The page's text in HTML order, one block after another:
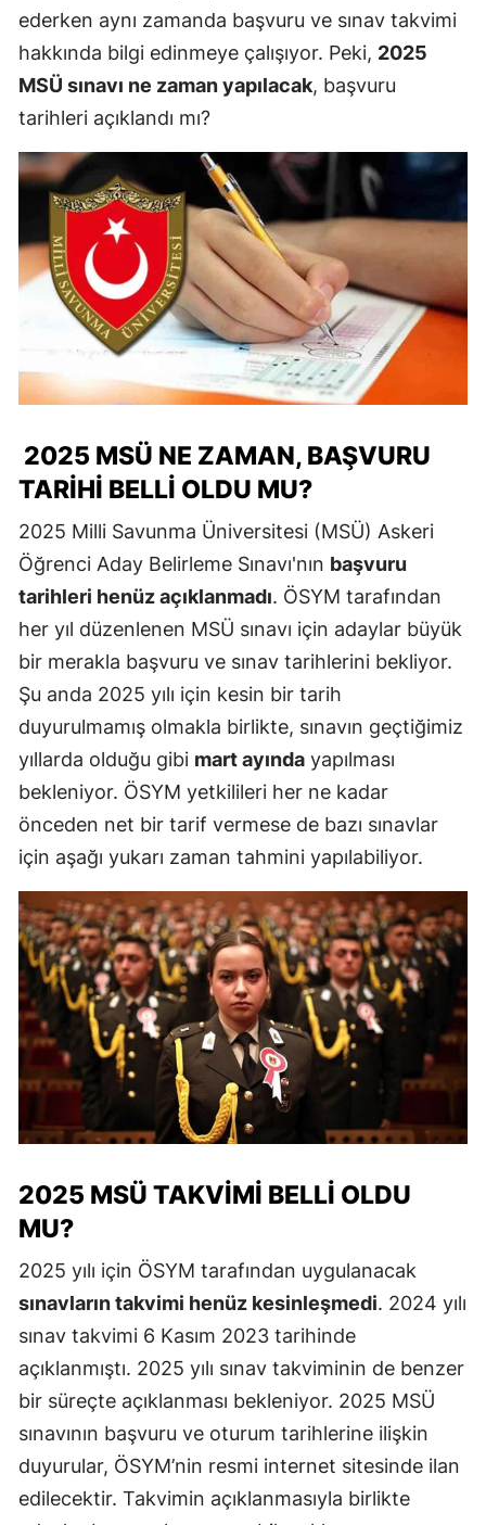
ederken aynı zamanda başvuru ve sınav takvimi
hakkında bilgi edinmeye çalışıyor. Peki, 2025
MSÜ sınavı ne zaman yapılacak, başvuru
tarihleri açıklandı mı?
2025 MSÜ NE ZAMAN, BAŞVURU
TARIHI BELLI OLDU MU?
2025 Milli Savunma Üniversitesi (MSÜ) Askeri
Öğrenci Aday Belirleme Sınavı'nın başvuru
tarihleri henüz açıklanmadı. ÖSYM tarafından
her yıl düzenlenen MSÜ sınavı için adaylar büyük
bir merakla başvuru ve sınav tarihlerini bekliyor.
Şu anda 2025 yılı için kesin bir tarih
duyurulmamış olmakla birlikte, sınavın geçtiğimiz
yıllarda olduğu gibi mart ayında yapılması
bekleniyor. ÖSYM yetkilileri her ne kadar
önceden net bir tarif vermese de bazı sınavlar
için aşağı yukarı zaman tahmini yapılabiliyor.
2025 MSÜ TAKVIMI BELLI OLDU
MU?
2025 yılı için ÖSYM tarafından uygulanacak
sınavların takvimi henüz kesinleşmedi. 2024 yılı
sınav takvimi 6 Kasım 2023 tarihinde
açıklanmıştı. 2025 yılı sınav takviminin de benzer
bir süreçte açıklanması bekleniyor. 2025 MSÜ
sınavının başvuru ve oturum tarihlerine ilişkin
duyurular, ÖSYM’nin resmi internet sitesinde ilan
edilecektir. Takvimin açıklanmasıyla birlikte